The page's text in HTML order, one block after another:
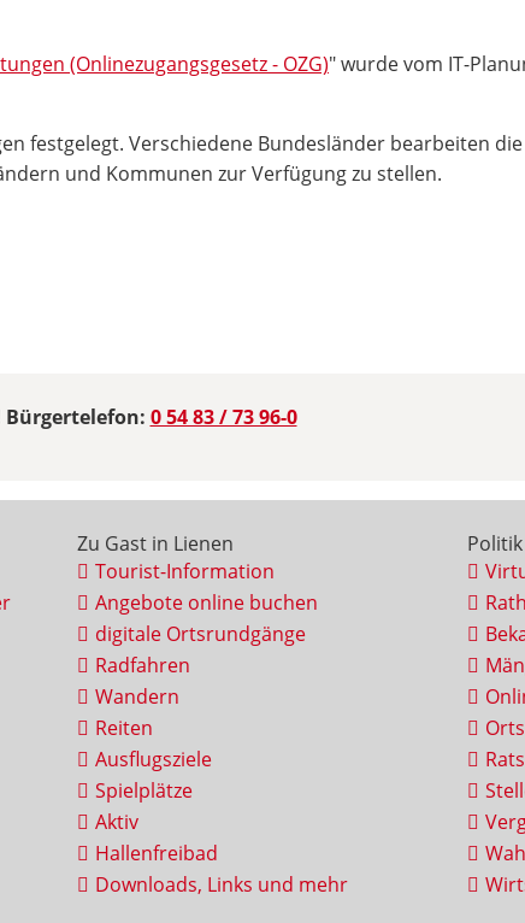
(Onlinezugangsgesetz - OZG)" wurde vom IT-
festgelegt. Verschiedene Bundesländer bearbeiten
und Kommunen zur Verfügung zu stellen.
Bürgertelefon: 0 54 83 / 73 96-0
Zu Gast in Lienen
Tourist-Information
Angebote online buchen
digitale Ortsrundgänge
Radfahren
Wandern
Reiten
Ausflugsziele
Spielplätze
Aktiv
Hallenfreibad
Downloads, Links und mehr